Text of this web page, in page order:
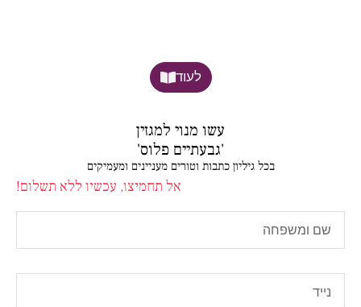
לעוד
עשו מנוי למגזין
'גבעתיים פלוס'
בכל גיליון כתבות וטורים מעניינים ומעמיקים
אל תחמיצו, עכשיו ללא תשלום!